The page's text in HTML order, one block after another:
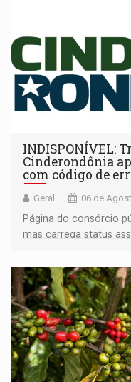
INDISPONÍVEL:
Cinderondônia
com código de
Geral 06 de
Página do consórcio
mas carrega status